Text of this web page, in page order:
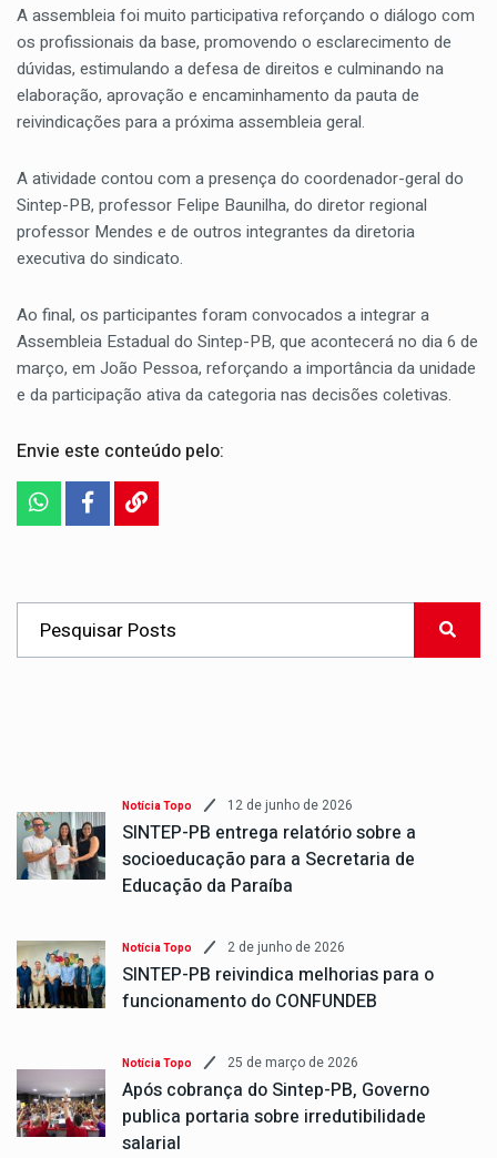
A assembleia foi muito participativa reforçando o diálogo com
os profissionais da base, promovendo o esclarecimento de
dúvidas, estimulando a defesa de direitos e culminando na
elaboração, aprovação e encaminhamento da pauta de
reivindicações para a próxima assembleia geral.
A atividade contou com a presença do coordenador-geral do
Sintep-PB, professor Felipe Baunilha, do diretor regional
professor Mendes e de outros integrantes da diretoria
executiva do sindicato.
Ao final, os participantes foram convocados a integrar a
Assembleia Estadual do Sintep-PB, que acontecerá no dia 6 de
março, em João Pessoa, reforçando a importância da unidade
e da participação ativa da categoria nas decisões coletivas.
Envie este conteúdo pelo:
Notícia Topo 12 de junho de 2026
SINTEP-PB entrega relatório sobre a
socioeducação para a Secretaria de
Educação da Paraíba
Notícia Topo 2 de junho de 2026
SINTEP-PB reivindica melhorias para o
funcionamento do CONFUNDEB
Notícia Topo 25 de março de 2026
Após cobrança do Sintep-PB, Governo
publica portaria sobre irredutibilidade
salarial